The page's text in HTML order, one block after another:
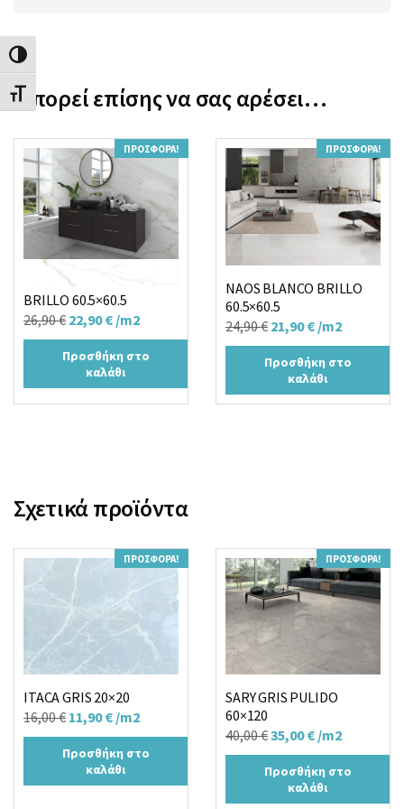
Εναλλαγή Υψηλής Αντίθεσης
Εναλλαγή Μεγέθους Γραμμάτων
Μπορεί επίσης να σας αρέσει…
ΠΡΟΣΦΟΡΆ!
Πλακάκι PALATINA GOLD
BRILLO 60.5×60.5
26,90€ Original
price
was:
26,90 €.
22,90€Η
τρέχουσα
τιμή
είναι:
22,90 €.
/m2
Προσθήκη στο
καλάθι
ΠΡΟΣΦΟΡΆ!
NAOS BLANCO BRILLO
60.5×60.5
24,90€ Original
price
was:
21,90€Η
τρέχουσα
τιμή
/m2
Προσθήκη στο
καλάθι
Σχετικά προϊόντα
ΠΡΟΣΦΟΡΆ!
ITACA GRIS 20×20
16,00€ Original
price
was:
11,90€Η
τρέχουσα
τιμή
/m2
Προσθήκη στο
καλάθι
ΠΡΟΣΦΟΡΆ!
SARY GRIS PULIDO
60×120
40,00€Original
price
was:
35,00€Η
τρέχουσα
τιμή
/m2
Προσθήκη στο
καλάθι